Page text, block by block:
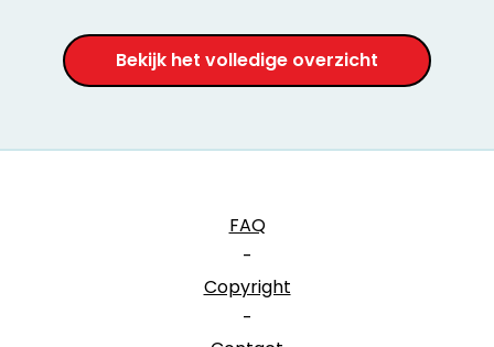
Bekijk het volledige overzicht
FAQ
-
Copyright
-